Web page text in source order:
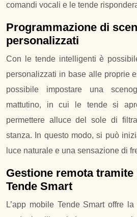
comandi vocali e le tende
Programmazione di
personalizzati
Con le tende intelligenti è
personalizzati in base alle proprie
possibile impostare una
mattutino, in cui le tende si
permettere alluce del sole di
stanza. In questo modo, si può
luce naturale e una sensazione di
Gestione remota tramite
Tende Smart
L’app mobile Tende Smart offre